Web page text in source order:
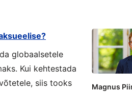
globaalsetele
Kui kehtestada
siis tooks
Magnus